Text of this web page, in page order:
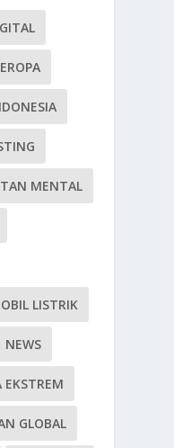
EROPA
MENTAL
LISTRIK
NEWS
EKSTREM
GLOBAL